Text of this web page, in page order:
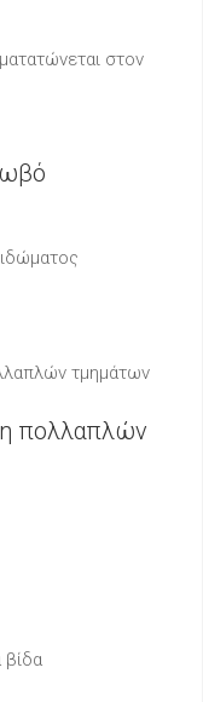
πολλαπλών